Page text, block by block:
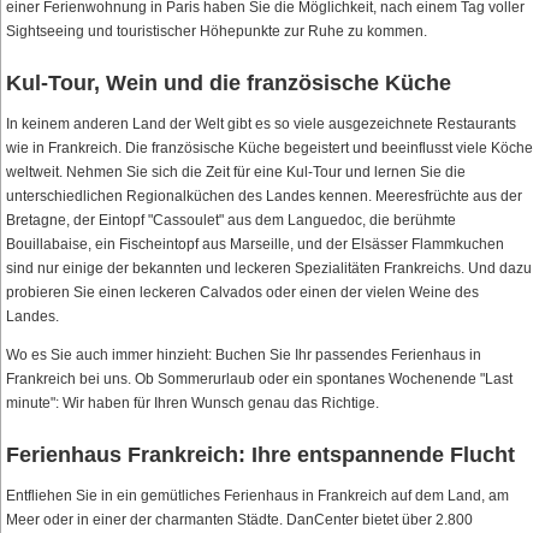
einer Ferienwohnung in Paris haben Sie die Möglichkeit, nach einem Tag voller
Sightseeing und touristischer Höhepunkte zur Ruhe zu kommen.
Kul-Tour, Wein und die französische Küche
In keinem anderen Land der Welt gibt es so viele ausgezeichnete Restaurants
wie in Frankreich. Die französische Küche begeistert und beeinflusst viele Köche
weltweit. Nehmen Sie sich die Zeit für eine Kul-Tour und lernen Sie die
unterschiedlichen Regionalküchen des Landes kennen. Meeresfrüchte aus der
Bretagne, der Eintopf "Cassoulet" aus dem Languedoc, die berühmte
Bouillabaise, ein Fischeintopf aus Marseille, und der Elsässer Flammkuchen
sind nur einige der bekannten und leckeren Spezialitäten Frankreichs. Und dazu
probieren Sie einen leckeren Calvados oder einen der vielen Weine des
Landes.
Wo es Sie auch immer hinzieht: Buchen Sie Ihr passendes Ferienhaus in
Frankreich bei uns. Ob Sommerurlaub oder ein spontanes Wochenende "Last
minute": Wir haben für Ihren Wunsch genau das Richtige.
Ferienhaus Frankreich: Ihre entspannende Flucht
Entfliehen Sie in ein gemütliches Ferienhaus in Frankreich auf dem Land, am
Meer oder in einer der charmanten Städte. DanCenter bietet über 2.800